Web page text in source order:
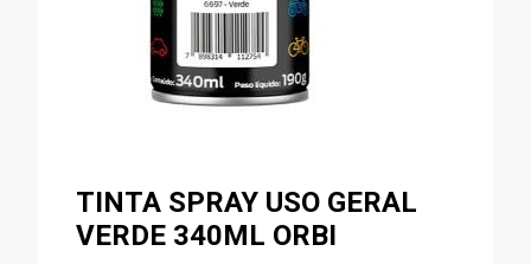
TINTA SPRAY USO GERAL
VERDE 340ML ORBI